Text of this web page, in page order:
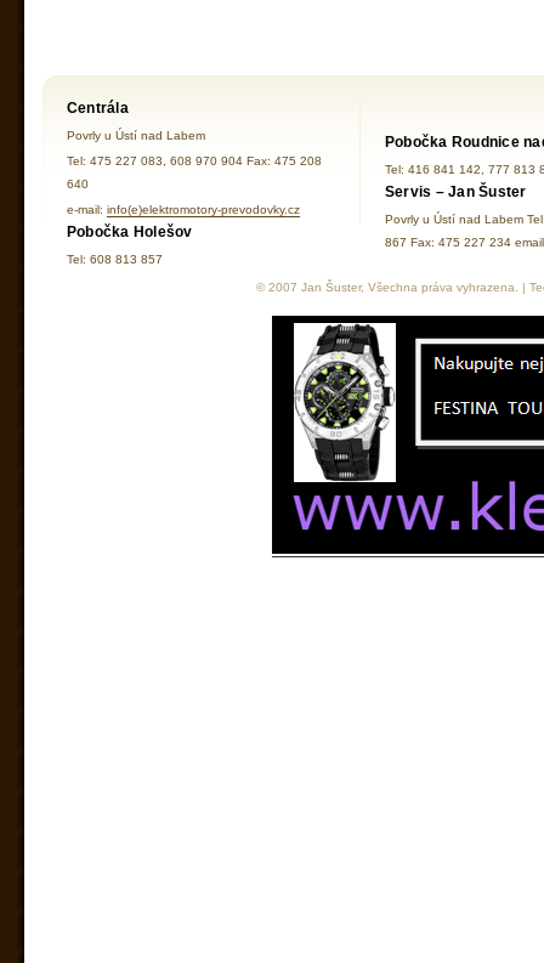
Centrála
Povrly u Ústí nad Labem
Tel: 475 227 083, 608 970 904 Fax: 475 208
640
e-mail: info(e)elektromotory-prevodovky.cz
Pobočka Holešov
Tel: 608 813 857
Pobočka Roudnice
Tel: 416 841 142, 777 813
Servis – Jan Šuster
Povrly u Ústí nad Labem
867 Fax: 475 227 234
© 2007 Jan Šuster, Všechna práva vyhrazena. |